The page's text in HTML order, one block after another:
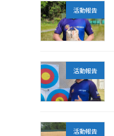
活動報告
活動報告
活動報告